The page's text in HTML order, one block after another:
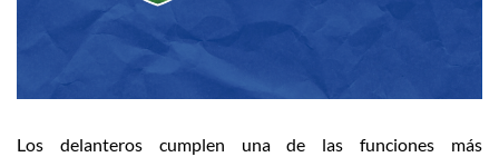
Los delanteros cumplen una de las funciones más